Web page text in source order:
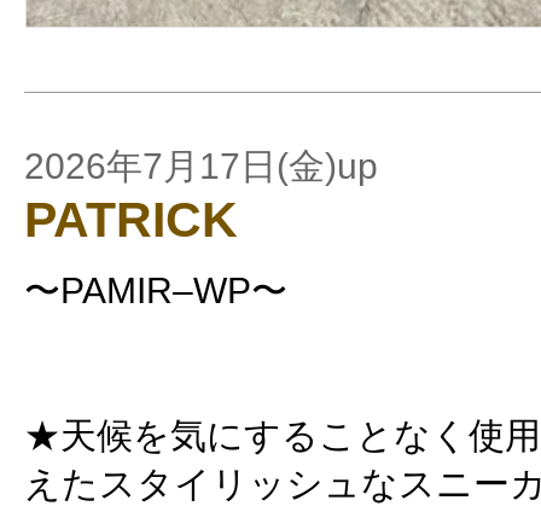
2026年7月17日(金)up
PATRICK
〜PAMIR–WP〜
★天候を気にすることなく使
えたスタイリッシュなスニー